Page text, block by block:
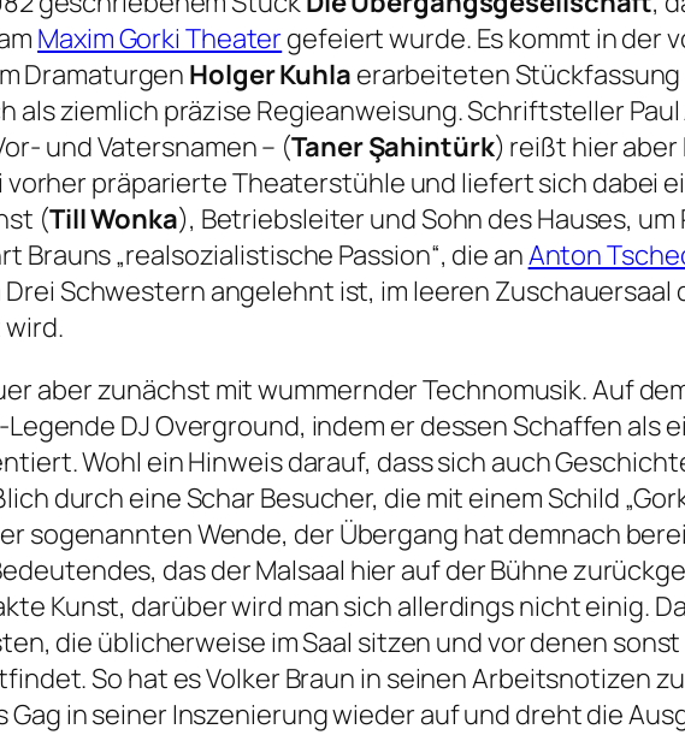
Maxim Gorki Theatergefeiert wurde. Es kommt in der
DramaturgenHolger Kuhla erarbeiteten Stückfassung
als ziemlich präzise Regieanweisung. Schriftsteller Paul
und Vatersnamen – (Taner Şahintürk) reißt hier aber
präparierte Theaterstühle und liefert sich dabei
(Till Wonka), Betriebsleiter und Sohn des Hauses, um
Brauns „realsozialistische Passion“, die anAnton
Drei Schwestern angelehnt ist, im leeren Zuschauersaal
aber zunächst mit wummernder Technomusik. Auf
DJ Overground, indem er dessen Schaffen als
Wohl ein Hinweis darauf, dass sich auch
durch eine Schar Besucher, die mit einem Schild „
sogenannten Wende, der Übergang hat demnach
das der Malsaal hier auf der Bühne
Kunst, darüber wird man sich allerdings nicht einig.
die üblicherweise im Saal sitzen und vor denen
So hat es Volker Braun in seinen Arbeitsnotizen
Gag in seiner Inszenierung wieder auf und dreht die